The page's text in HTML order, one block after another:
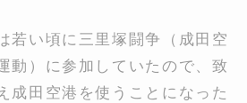
若い頃に三里塚闘争（成田空
動）に参加していたので、致
成田空港を使うことになった